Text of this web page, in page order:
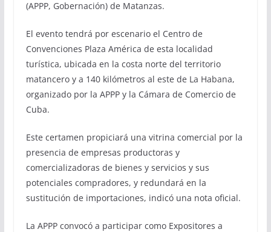
(APPP, Gobernación) de Matanzas.
El evento tendrá por escenario el Centro de
Convenciones Plaza América de esta localidad
turística, ubicada en la costa norte del territorio
matancero y a 140 kilómetros al este de La Habana,
organizado por la APPP y la Cámara de Comercio de
Cuba.
Este certamen propiciará una vitrina comercial por la
presencia de empresas productoras y
comercializadoras de bienes y servicios y sus
potenciales compradores, y redundará en la
sustitución de importaciones, indicó una nota oficial.
La APPP convocó a participar como Expositores a